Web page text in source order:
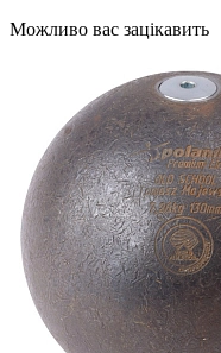
Можливо вас зацікавить